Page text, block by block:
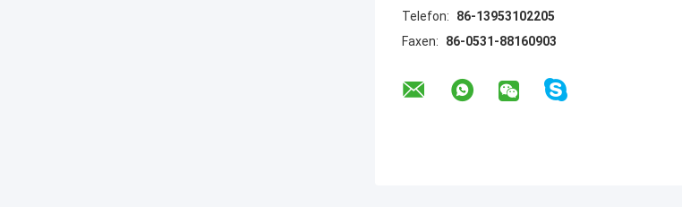
Telefon:
86-13953102205
Faxen:
86-0531-88160903